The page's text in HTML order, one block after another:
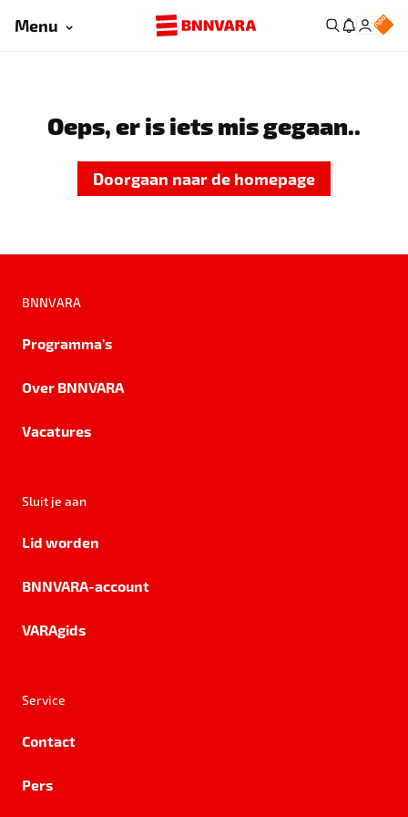
Menu
Oeps, er is iets mis gegaan..
Doorgaan naar de homepage
BNNVARA
Programma's
Over BNNVARA
Vacatures
Sluit je aan
Lid worden
BNNVARA-account
VARAgids
Service
Contact
Pers